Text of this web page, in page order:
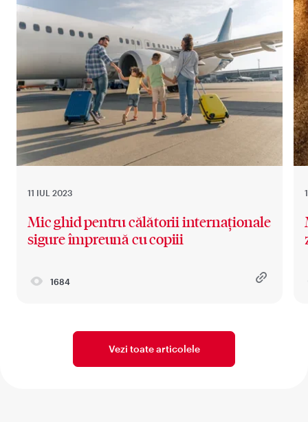
11 IUL 2023
Mic ghid pentru călătorii internaționale
sigure împreună cu copiii
1684
Vezi toate articolele